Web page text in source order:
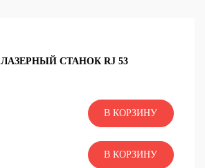
ЛАЗЕРНЫЙ СТАНОК RJ 53
В КОРЗИНУ
В КОРЗИНУ